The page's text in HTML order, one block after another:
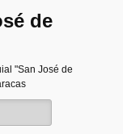
de
"San José de